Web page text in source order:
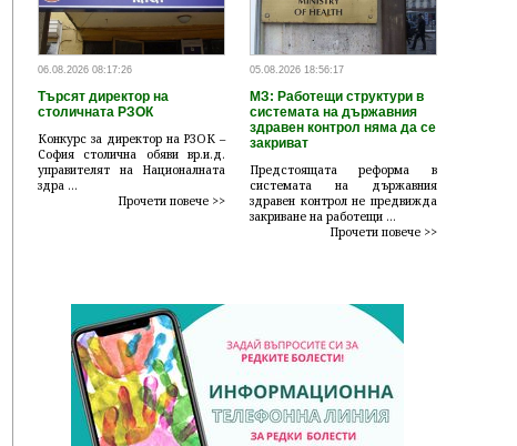
06.08.2026 08:17:26
Търсят директор на
столичната РЗОК
Конкурс за директор на РЗОК –
София столична обяви вр.и.д.
управителят на Националната
здра ...
Прочети повече >>
05.08.2026 18:56:17
МЗ: Работещи структури в
системата на държавния
здравен контрол няма да се
закриват
Предстоящата реформа в
системата на държавния
здравен контрол не предвижда
закриване на работещи ...
Прочети повече >>